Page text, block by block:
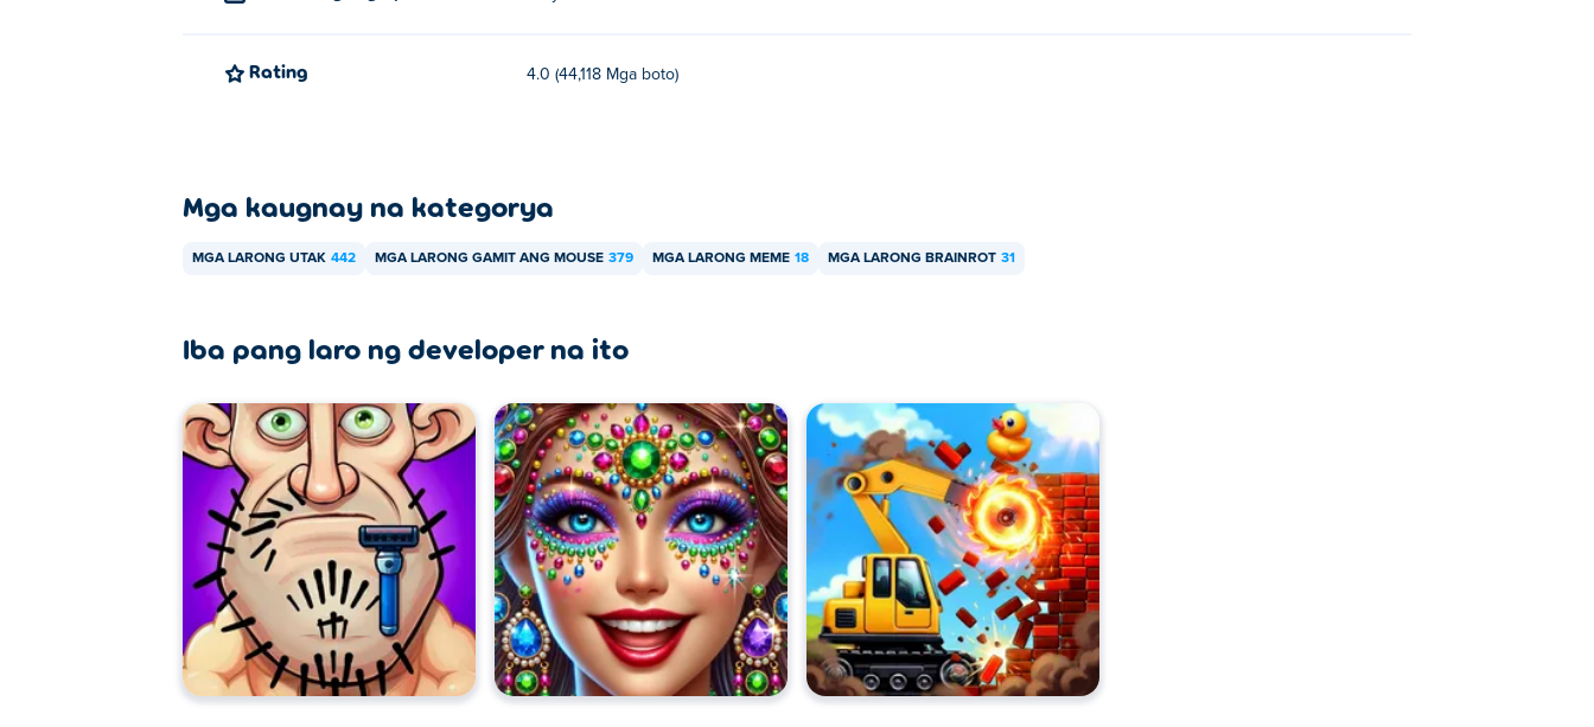
Rating 4.0 (44,118 Mga boto)
Mga kaugnay na kategorya
MGA LARONG UTAK 442 MGA LARONG GAMIT ANG MOUSE 379 MGA LARONG MEME 18 MGA LARONG BRAINROT 31
Iba pang laro ng developer na ito